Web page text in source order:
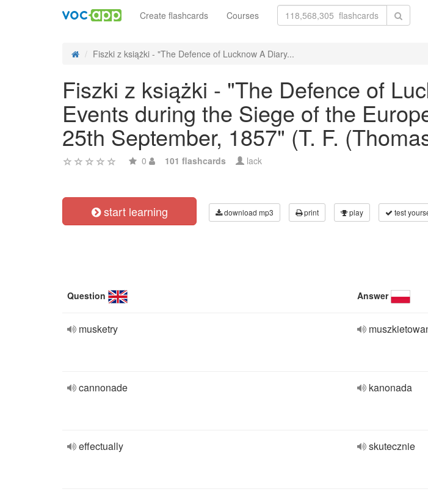
Create flashcards Courses
Fiszki z książki - "The Defence of Lucknow A Diary...
Fiszki z książki - "The Defence of
Events during the Siege of the
25th September, 1857" (T. F.
0 101 flashcards lack
start learning download mp3 print play test
Question Answer
musketry
cannonade kanonada
effectually skutecznie